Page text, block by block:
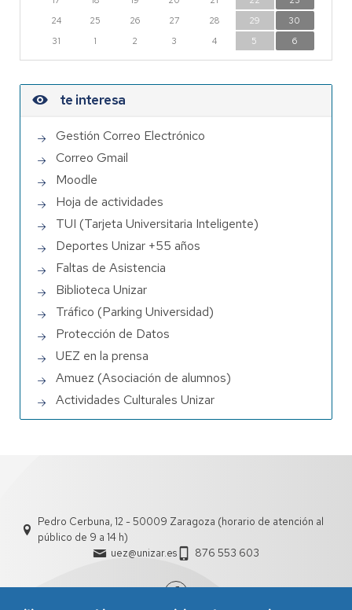
24
25 26 27 28 29
30
31
1 2 3 4 5 6
te interesa
Gestión Correo Electrónico
Correo Gmail
Moodle
Hoja de actividades
TUI (Tarjeta Universitaria Inteligente)
Deportes Unizar +55 años
Faltas de Asistencia
Biblioteca Unizar
Tráfico (Parking Universidad)
Protección de Datos
UEZ en la prensa
Amuez (Asociación de alumnos)
Actividades Culturales Unizar
Pedro Cerbuna, 12 - 50009 Zaragoza (horario de atención al
público de 9 a 14 h)
uez@unizar.es
876 553 603